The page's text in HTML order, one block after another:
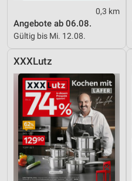
0,3 km
Angebote ab 06.08.
Gültig bis Mi. 12.08.
XXXLutz